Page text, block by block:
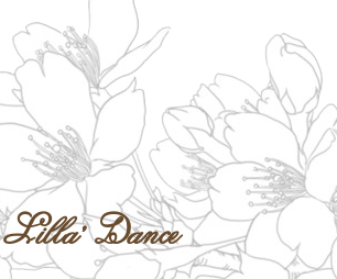
Lilla' Dance